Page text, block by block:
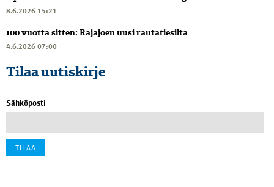
8.6.2026 15:21
100 vuotta sitten: Rajajoen uusi rautatiesilta
4.6.2026 07:00
Tilaa uutiskirje
Sähköposti